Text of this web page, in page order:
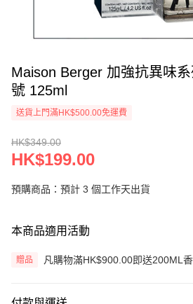
Maison Berger 加強抗異味
號 125ml
送貨上門滿HK$500.00免運費
HK$349.00
HK$199.00
預購商品：預計 3 個工作天出貨
本商品適用活動
贈品
凡購物滿HK$900.00即送200ML